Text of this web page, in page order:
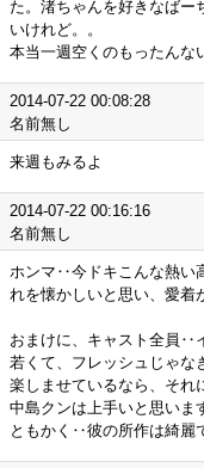
た。渚ちゃんを好きなばー
いけれど。。
本当一週空くのもったんな
2014-07-22 00:08:28
名前無し
来週もみるよ
2014-07-22 00:16:16
名前無し
ホンマ‥今ドキこんな熱い
れを懐かしいと思い、愛着
おまけに、キャスト全員‥
若くて、フレッシュじゃな
楽しませているなら、それ
中島クンは上手いと思いま
ともかく‥彼の所作は綺麗